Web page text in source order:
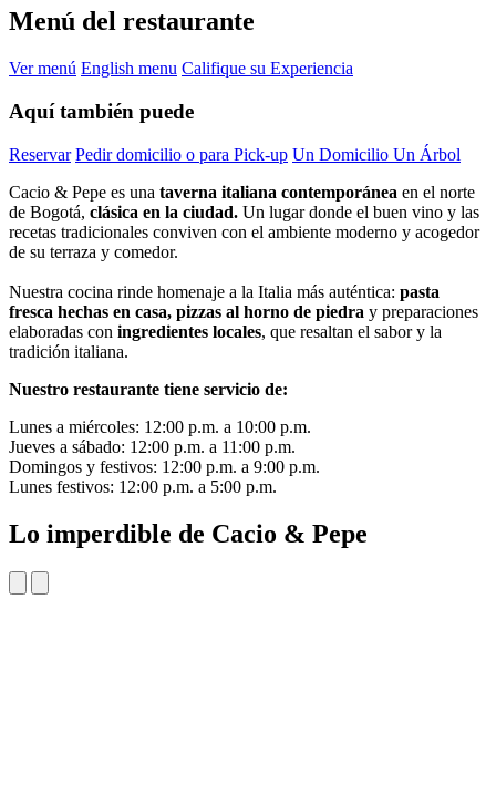
Menú del restaurante
Ver menú English menu Califique su Experiencia
Aquí también puede
Reservar Pedir domicilio o para Pick-up Un Domicilio Un Árbol
Cacio & Pepe es una taverna italiana contemporánea en el norte
de Bogotá, clásica en la ciudad. Un lugar donde el buen vino y las
recetas tradicionales conviven con el ambiente moderno y acogedor
de su terraza y comedor.
Nuestra cocina rinde homenaje a la Italia más auténtica: pasta
fresca hechas en casa, pizzas al horno de piedra y preparaciones
elaboradas con ingredientes locales, que resaltan el sabor y la
tradición italiana.
Nuestro restaurante tiene servicio de:
Lunes a miércoles: 12:00 p.m. a 10:00 p.m.
Jueves a sábado: 12:00 p.m. a 11:00 p.m.
Domingos y festivos: 12:00 p.m. a 9:00 p.m.
Lunes festivos: 12:00 p.m. a 5:00 p.m.
Lo imperdible de Cacio & Pepe